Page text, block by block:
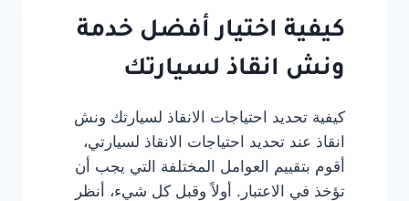
الحر
|
وونش
متحرك
السريع
24
ساعة
كيفية اختيار أفضل خدمة
ونش انقاذ لسيارتك
كيفية تحديد احتياجات الانقاذ لسيارتك ونش
انقاذ عند تحديد احتياجات الانقاذ لسيارتي،
أقوم بتقييم العوامل المختلفة التي يجب أن
تؤخذ في الاعتبار. أولاً وقبل كل شيء، أنظر